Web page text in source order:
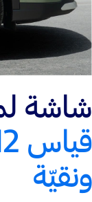
شاشة
ونقيّة